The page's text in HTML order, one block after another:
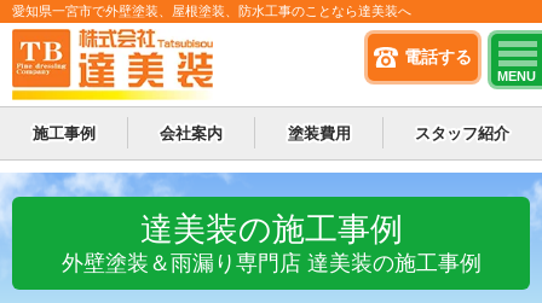
電話する
MENU
愛知県一宮市で外壁塗装、屋根塗装、防水工事のことなら達美装へ
施工事例 会社案内 塗装費用 スタッフ紹介
達美装の施工事例
外壁塗装＆雨漏り専門店 達美装の施工事例